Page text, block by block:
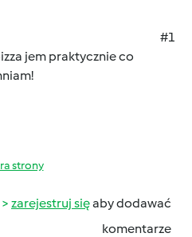
#1
jem praktycznie co
strony
zarejestruj sięaby dodawać
komentarze